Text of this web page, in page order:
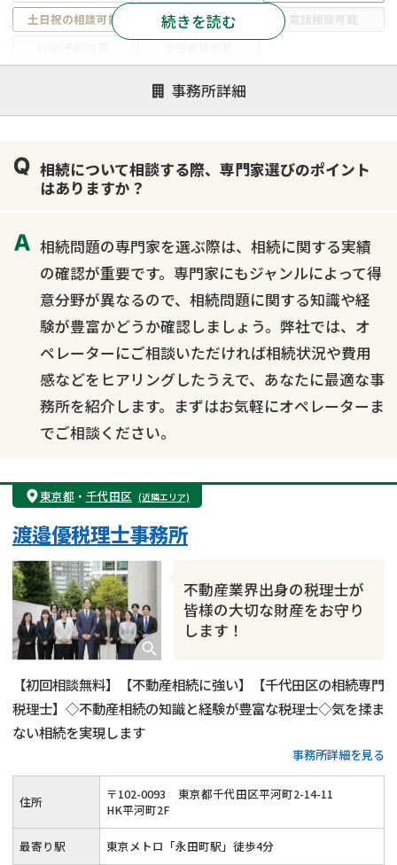
土日祝の相談可能
19時以降電話可能
電話相談可能
遺言書作成・遺言執行
相続放棄
相続登記
相続手続き
銀行手続き
家族信託
成年後見・任意後見
相続トラブル
続きを読む
事務所詳細
相続について相談する際、専門家選びのポイント
はありますか？
相続問題の専門家を選ぶ際は、相続に関する実績
の確認が重要です。専門家にもジャンルによって得
意分野が異なるので、相続問題に関する知識や経
験が豊富かどうか確認しましょう。弊社では、オ
ペレーターにご相談いただければ相続状況や費用
感などをヒアリングしたうえで、あなたに最適な事
務所を紹介します。まずはお気軽にオペレーターま
でご相談ください。
東京都 ・ 千代田区 (近隣エリア)
不動産業界出身の税理士が
皆様の大切な財産をお守り
します！
渡邉優税理士事務所
【初回相談無料】【不動産相続に強い】【千代田区の相続専門
税理士】◇不動産相続の知識と経験が豊富な税理士◇気を揉ま
ない相続を実現します
事務所詳細を見る
住所 〒102-0093
東京都千代田区平河町2-14-11
HK平河町2F
最寄り駅 東京メトロ「永田町駅」徒歩4分